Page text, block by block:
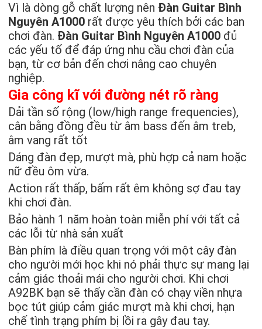
Vì là dòng gỗ chất lượng nên Đàn Guitar Bình
Nguyên A1000 rất được yêu thích bởi các ban
chơi đàn. Đàn Guitar Bình Nguyên A1000 đủ
các yếu tố để đáp ứng nhu cầu chơi đàn của
bạn, từ cơ bản đến chơi nâng cao chuyên
nghiệp.
Gia công kĩ với đường nét rõ ràng
Dải tần số rộng (low/high range frequencies),
cân bằng đồng đều từ âm bass đến âm treb,
âm vang rất tốt
Dáng đàn đẹp, mượt mà, phù hợp cả nam hoặc
nữ đều ôm vừa.
Action rất thấp, bấm rất êm không sợ đau tay
khi chơi đàn.
Bảo hành 1 năm hoàn toàn miễn phí với tất cả
các lỗi từ nhà sản xuất
Bàn phím là điều quan trọng với một cây đàn
cho người mới học khi nó phải thực sự mang lại
cảm giác thoải mái cho người chơi. Khi chơi
A92BK bạn sẽ thấy cần đàn có chạy viền nhựa
bọc tút giúp cảm giác mượt mà khi chơi, hạn
chế tình trạng phím bị lồi ra gây đau tay.